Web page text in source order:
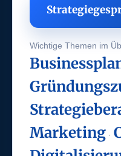
Wichtige Themen im
Marketing ·